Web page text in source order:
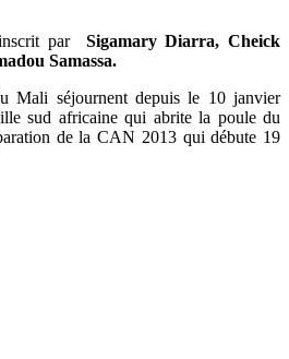
par Sigamary Diarra, Cheick
Samassa.
Mali séjournent depuis le 10 janvier
sud africaine qui abrite la poule du
de la CAN 2013 qui débute 19